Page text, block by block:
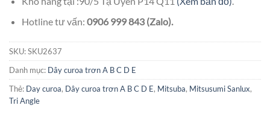
Hotline tư vấn: 0906 999 843 (Zalo).
SKU:SKU2637
Danh mục: Dây curoa trơn A B C D E
Thẻ: Day curoa, Dây curoa trơn A B C D E, Mitsuba, Mitsusumi Sanlux,
Tri Angle